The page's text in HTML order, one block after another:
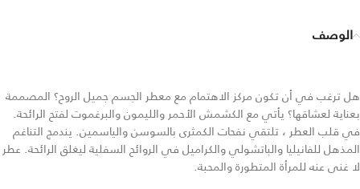
الوصف
هل ترغب في أن تكون مركز الاهتمام مع معطر الجسم جميل الروح؟ المصممة
بعناية لعشاقها؟ يأتي مع الكشمش الأحمر والليمون والبرغموت لفتح الرائحة.
في قلب العطر ، تلتقي نفحات الكمثرى بالسوسن والياسمين. يندمج التناغم
المذهل للفانيليا والباتشولي والكراميل في الروائح السفلية ليغلق الرائحة. عطر
لا غنى عنه للمرأة المتطورة والمحبة.